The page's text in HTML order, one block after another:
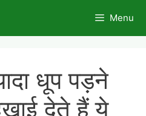
Menu
धूप पड़ने
देते हैं ये